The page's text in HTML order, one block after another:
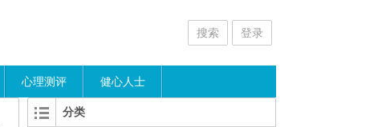
搜索 登录
心理测评 健心人士
分类